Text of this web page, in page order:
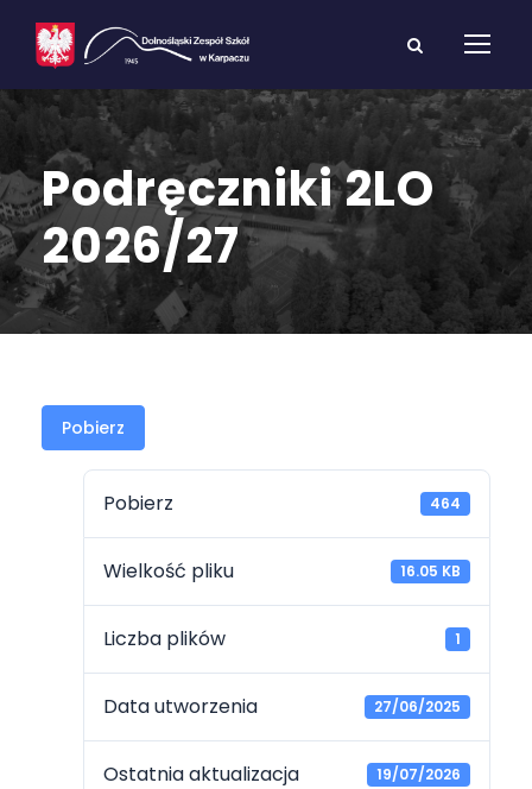
Podręczniki 2LO
2026/27
Pobierz
Pobierz 464
Wielkość pliku 16.05 KB
Liczba plików 1
Data utworzenia 27/06/2025
Ostatnia aktualizacja 19/07/2026